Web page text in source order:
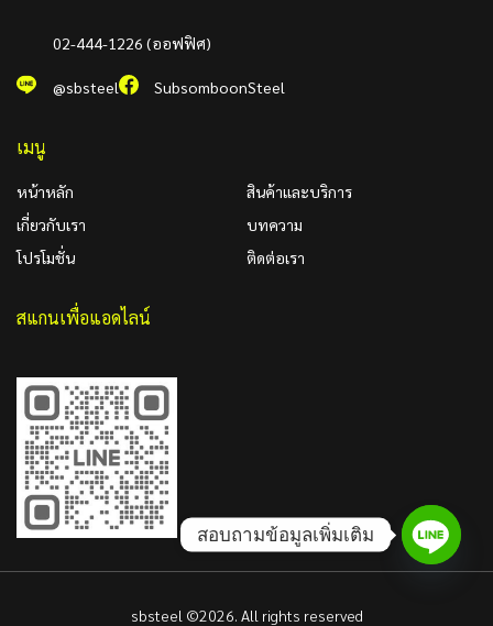
02-444-1226 (ออฟฟิศ)
@sbsteel SubsomboonSteel
เมนู
หน้าหลัก
เกี่ยวกับเรา
โปรโมชั่น
สินค้าและบริการ
บทความ
ติดต่อเรา
สแกนเพื่อแอดไลน์
sbsteel ©2026. All rights reserved
สอบถามข้อมูลเพิ่มเติม